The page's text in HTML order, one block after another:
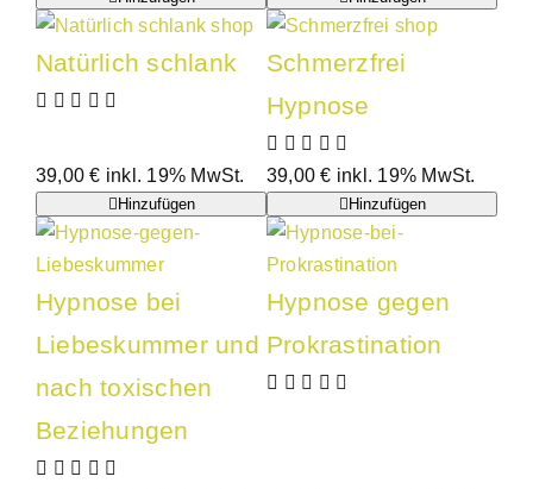
Natürlich schlank
39,00€ inkl. 19% MwSt.
Hinzufügen
Schmerzfrei
Hypnose
39,00€ inkl. 19% MwSt.
Hinzufügen
Hypnose bei
Liebeskummer und
nach toxischen
Beziehungen
Hypnose gegen
Prokrastination